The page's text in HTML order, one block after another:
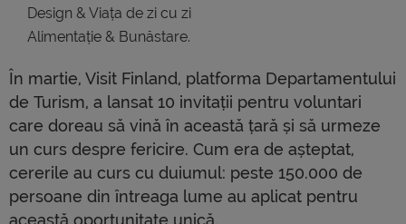
Design & Viața de zi cu zi
Alimentație & Bunăstare.
În martie, Visit Finland, platforma Departamentului
de Turism, a lansat 10 invitații pentru voluntari
care doreau să vină în această țară și să urmeze
un curs despre fericire. Cum era de așteptat,
cererile au curs cu duiumul: peste 150.000 de
persoane din întreaga lume au aplicat pentru
această oportunitate unică.